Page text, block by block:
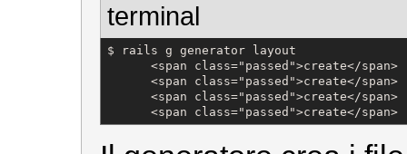
terminal
$ rails g generator layout
<span class="passed">create</span>
<span class="passed">create</span>
<span class="passed">create</span>
<span class="passed">create</span>